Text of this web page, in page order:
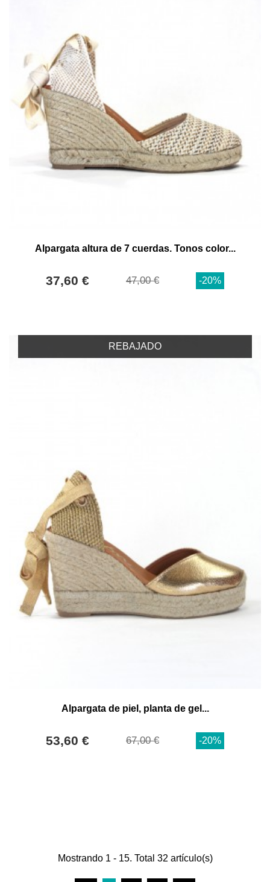
Alpargata altura de 7 cuerdas. Tonos color...
37,60 € 47,00 € -20%
REBAJADO
Alpargata de piel, planta de gel...
53,60 € 67,00 € -20%
Mostrando 1 - 15. Total 32 artículo(s)